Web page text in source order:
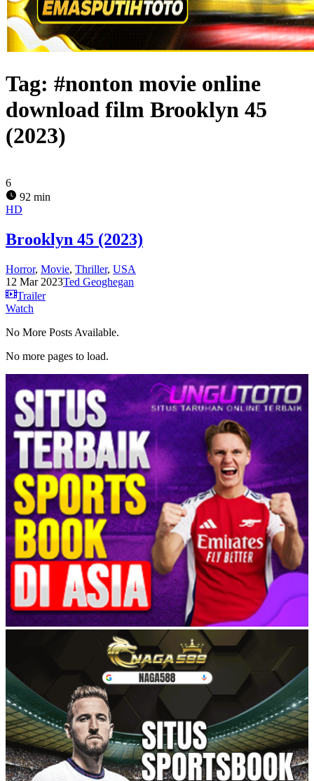
Tag: #nonton movie online
download film Brooklyn 45
(2023)
6
92 min
HD
Brooklyn 45 (2023)
Horror, Movie, Thriller, USA
12 Mar 2023Ted Geoghegan
Trailer
Watch
No More Posts Available.
No more pages to load.